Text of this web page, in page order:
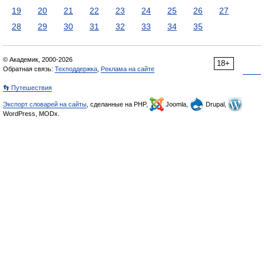
19
20 21 22 23 24 25 26
27
28
29 30 31 32 33 34 35
18+
© Академик, 2000-2026
Обратная связь: Техподдержка Реклама на сайте
👣 Путешествия
Экспорт словарей на сайты , сделанные на PHP, Joomla,
Drupal,
WordPress, MODx.